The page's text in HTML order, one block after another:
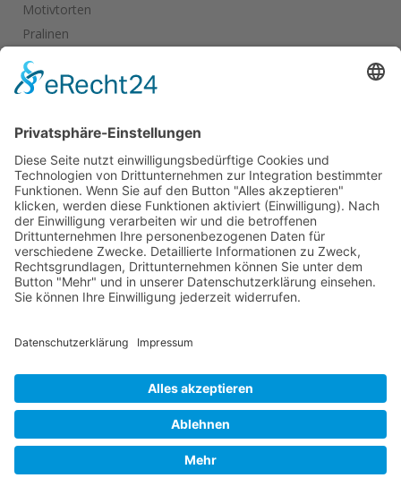
Motivtorten
Pralinen
Salate
Salziges
start_torte
Torten
Weihnachtskekse
Hier dürfen Sie ein wenig stöbern
© Beates Backschätze .Datenschutz